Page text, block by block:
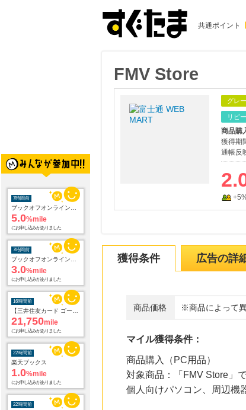
共通ポイント
7時間前
5.0%mile
にお申し込みがありました
7時間前
3.0%mile
にお申し込みがありました
16時間前
21,750mile
にお申し込みがありました
22時間前
楽天ブックス
1.0%mile
にお申し込みがありました
22時間前
FMV Store
グレ
リピ
商品購
獲得期
通帳反
獲得条件 広告の詳
商品価格 ※商品によって異
マイル獲得条件：
商品購入（PC用品）
対象商品：「FMV Store」
個人向けパソコン、周辺機